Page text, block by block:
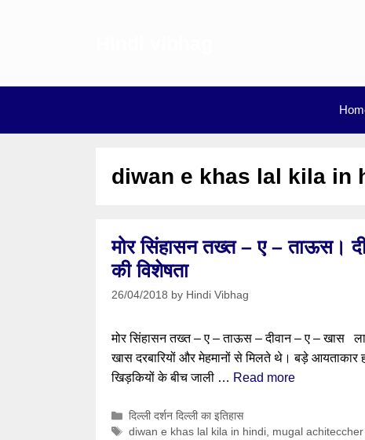
diwan e khas lal kila in
मोर सिंहासन तख्त – ए – ताऊस।
की विशेषता
26/04/2018 by Hindi Vibhag
मोर सिंहासन तख्त – ए – ताऊस – दीवान – ए – खास
खास दरबारियों और मेहमानों से मिलते थे। बड़े आयताकार
खिड़कियों के बीच जाली … Read more
Categories
दिल्ली दर्शन दिल्ली का इतिहास
Tags
diwan e khas lal kila in hindi, mugal